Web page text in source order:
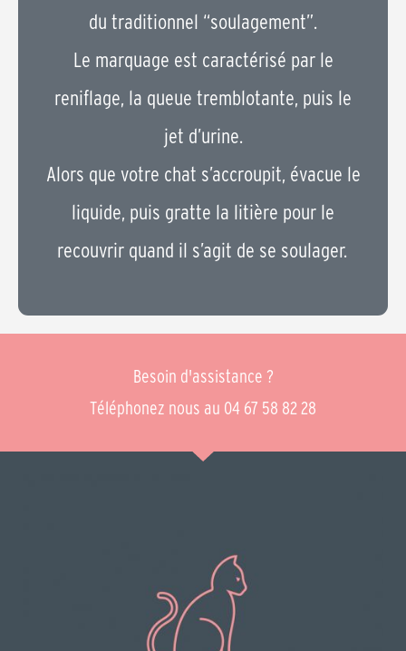
du traditionnel “soulagement”.
Le marquage est caractérisé par le
reniflage, la queue tremblotante, puis le
jet d’urine.
Alors que votre chat s’accroupit, évacue le
liquide, puis gratte la litière pour le
recouvrir quand il s’agit de se soulager.
Besoin d'assistance ?
Téléphonez nous au 04 67 58 82 28